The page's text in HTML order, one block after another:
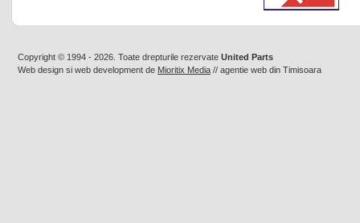
Copyright © 1994 - 2026. Toate drepturile rezervate United Parts
Web design si web development de Mioritix Media // agentie web din Timisoara